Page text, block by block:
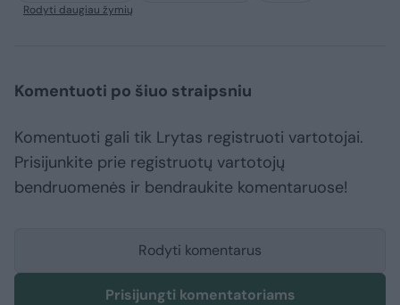
Rodyti daugiau žymių
Komentuoti po šiuo straipsniu
Komentuoti gali tik Lrytas registruoti vartotojai.
Prisijunkite prie registruotų vartotojų
bendruomenės ir bendraukite komentaruose!
Rodyti komentarus
Prisijungti komentatoriams